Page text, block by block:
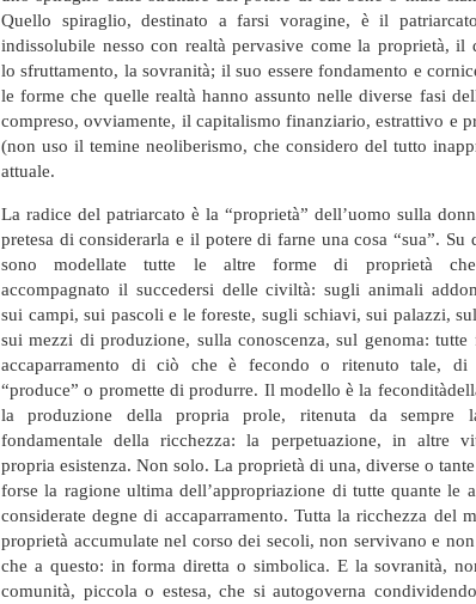
Quello spiraglio, destinato a farsi voragine, è il
indissolubile nesso con realtà pervasive come la proprietà, il
lo sfruttamento, la sovranità; il suo essere fondamento e
le forme che quelle realtà hanno assunto nelle diverse fasi
compreso, ovviamente, il capitalismo finanziario, estrattivo e
(non uso il temine neoliberismo, che considero del tutto
attuale.
La radice del patriarcato è la “proprietà” dell’uomo sulla
pretesa di considerarla e il potere di farne una cosa “sua”. Su
sono modellate tutte le altre forme di proprietà
accompagnato il succedersi delle civiltà: sugli animali
sui campi, sui pascoli e le foreste, sugli schiavi, sui palazzi,
sui mezzi di produzione, sulla conoscenza, sul genoma: tutte
accaparramento di ciò che è fecondo o ritenuto tale, di
“produce” o promette di produrre. Il modello è la
la produzione della propria prole, ritenuta da sempre
fondamentale della ricchezza: la perpetuazione, in altre
propria esistenza. Non solo. La proprietà di una, diverse o
forse la ragione ultima dell’appropriazione di tutte quante le
considerate degne di accaparramento. Tutta la ricchezza del
proprietà accumulate nel corso dei secoli, non servivano e
che a questo: in forma diretta o simbolica. E la sovranità,
comunità, piccola o estesa, che si autogoverna